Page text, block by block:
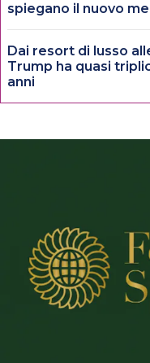
spiegano il nuovo
Dai resort di lusso
Trump ha quasi
anni